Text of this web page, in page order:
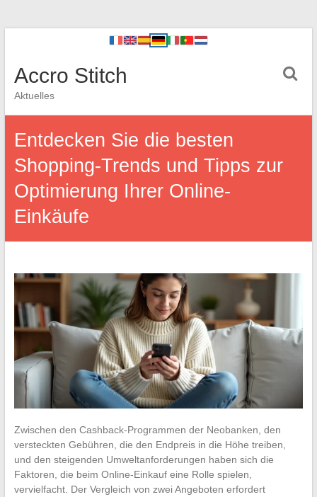
Accro Stitch
Aktuelles
Entdecken Sie die besten
Shopping-Trends und Tipps zur
Optimierung Ihrer Online-
Einkäufe
Zwischen den Cashback-Programmen der Neobanken, den
versteckten Gebühren, die den Endpreis in die Höhe treiben,
und den steigenden Umweltanforderungen haben sich die
Faktoren, die beim Online-Einkauf eine Rolle spielen,
vervielfacht. Der Vergleich von zwei Angeboten erfordert